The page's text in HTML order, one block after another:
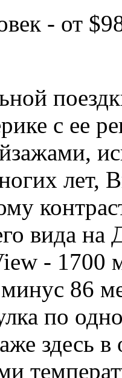
- от
с ее
лет,
вида на
- 1700
86
по
здесь в